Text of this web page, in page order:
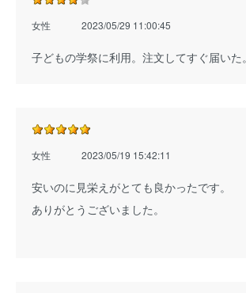
女性 2023/05/29 11:00:45
子どもの学祭に利用。注文してすぐ届いた。
女性 2023/05/19 15:42:11
安いのに見栄えがとても良かったです。
ありがとうございました。